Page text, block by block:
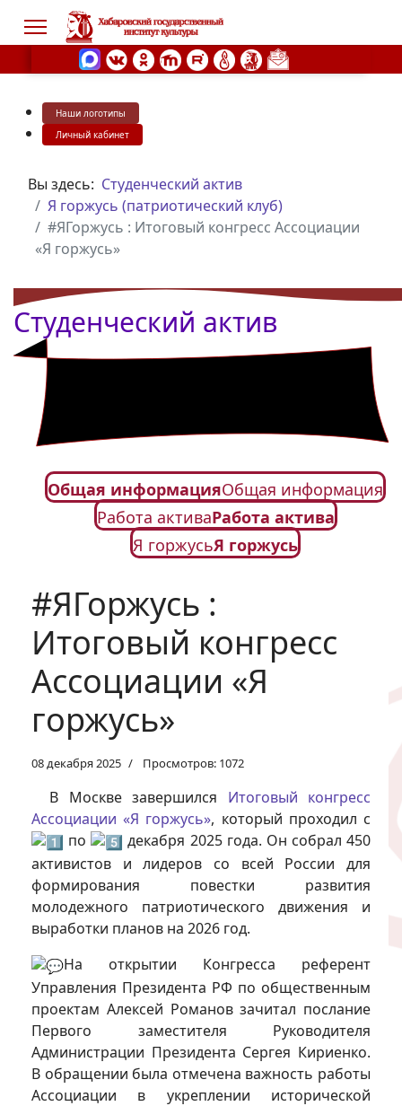
Наши логотипы
Личный кабинет
Вы здесь: Студенческий актив
Я горжусь (патриотический клуб)
#ЯГоржусь : Итоговый конгресс Ассоциации
«Я горжусь»
Студенческий актив
Общая информацияОбщая информация
Работа активаРабота актива
Я горжусьЯ горжусь
#ЯГоржусь :
Итоговый конгресс
Ассоциации «Я
горжусь»
08 декабря 2025 Просмотров: 1072
В Москве завершился Итоговый конгресс
Ассоциации «Я горжусь», который проходил с
по
декабря 2025 года. Он собрал 450
активистов и лидеров со всей России для
формирования повестки развития
молодежного патриотического движения и
выработки планов на 2026 год.
На открытии Конгресса референт
Управления Президента РФ по общественным
проектам Алексей Романов зачитал послание
Первого заместителя Руководителя
Администрации Президента Сергея Кириенко.
В обращении была отмечена важность работы
Ассоциации в укреплении исторической